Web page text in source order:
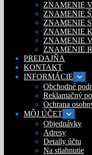
ZNAMENIE
ZNAMENIE
ZNAMENIE
ZNAMENIE
ZNAMENIE
ZNAMENIE
PREDAJŇA
KONTAKT
INFORMÁCIE
menu
Obchodné
Reklamačný
Ochrana
MÔJ ÚČET Rozbaliť
podradené
menu
Objednávky
Adresy
Detaily účtu
Na stiahnutie